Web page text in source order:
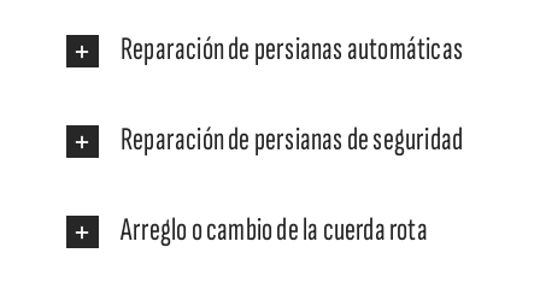
Reparación de persianas automáticas
Reparación de persianas de seguridad
Arreglo o cambio de la cuerda rota